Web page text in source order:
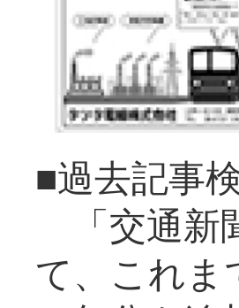
■過去記事
「交通新
て、これま